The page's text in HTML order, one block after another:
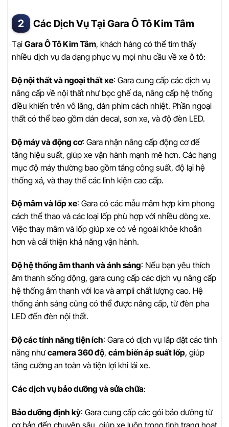
Các Dịch Vụ Tại Gara Ô Tô Kim Tâm
Tại Gara Ô Tô Kim Tâm, khách hàng có thể tìm thấy
nhiều dịch vụ đa dạng phục vụ mọi nhu cầu về xe ô tô:
Độ nội thất và ngoại thất xe: Gara cung cấp các dịch vụ
nâng cấp về nội thất như bọc ghế da, nâng cấp hệ thống
điều khiển trên vô lăng, dán phim cách nhiệt. Phần ngoại
thất có thể bao gồm dán decal, sơn xe, và độ đèn LED.
Độ máy và động cơ: Gara nhận nâng cấp động cơ để
tăng hiệu suất, giúp xe vận hành mạnh mẽ hơn. Các hạng
mục độ máy thường bao gồm tăng công suất, độ lại hệ
thống xả, và thay thế các linh kiện cao cấp.
Độ mâm và lốp xe: Gara có các mẫu mâm hợp kim phong
cách thể thao và các loại lốp phù hợp với nhiều dòng xe.
Việc thay mâm và lốp giúp xe có vẻ ngoài khỏe khoắn
hơn và cải thiện khả năng vận hành.
Độ hệ thống âm thanh và ánh sáng: Nếu bạn yêu thích
âm thanh sống động, gara cung cấp các dịch vụ nâng cấp
hệ thống âm thanh với loa và ampli chất lượng cao. Hệ
thống ánh sáng cũng có thể được nâng cấp, từ đèn pha
LED đến đèn nội thất.
Độ các tính năng tiện ích: Gara có dịch vụ lắp đặt các tính
năng nhưcamera 360 độ, cảm biến áp suất lốp, giúp
tăng cường an toàn và tiện lợi khi lái xe.
Các dịch vụ bảo dưỡng và sửa chữa:
Bảo dưỡng định kỳ: Gara cung cấp các gói bảo dưỡng từ
cơ bản đến chuyên sâu, giúp xe luôn trong tình trạng hoạt